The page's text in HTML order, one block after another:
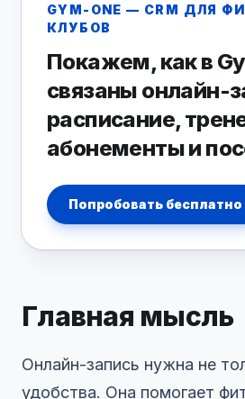
GYM-ONE — CRM ДЛЯ
КЛУБОВ
Покажем, как в
связаны онлайн-
расписание,
абонементы и
Попробовать бесплатно
Главная мысль
Онлайн-запись нужна не
удобства. Она помогает